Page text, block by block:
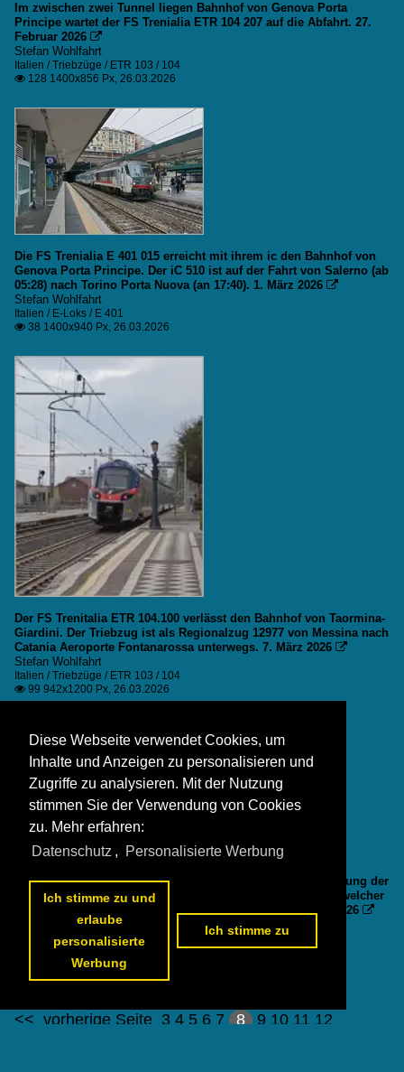
Im zwischen zwei Tunnel liegen Bahnhof von Genova Porta
Principe wartet der FS Trenialia ETR 104 207 auf die Abfahrt. 27.
Februar 2026 
Stefan Wohlfahrt
Italien / Triebzüge / ETR 103 / 104
 128 1400x856 Px, 26.03.2026
Die FS Trenialia E 401 015 erreicht mit ihrem ic den Bahnhof von
Genova Porta Principe. Der iC 510 ist auf der Fahrt von Salerno (ab
05:28) nach Torino Porta Nuova (an 17:40). 1. März 2026 
Stefan Wohlfahrt
Italien / E-Loks / E 401
 38 1400x940 Px, 26.03.2026
Der FS Trenitalia ETR 104.100 verlässt den Bahnhof von Taormina-
Giardini. Der Triebzug ist als Regionalzug 12977 von Messina nach
Catania Aeroporte Fontanarossa unterwegs. 7. März 2026

Stefan Wohlfahrt
Italien / Triebzüge / ETR 103 / 104
 99 942x1200 Px, 26.03.2026
Landschaft bei Taormina und die entsprechende Linienführung der
Strecke Messina - Siracusa auf diesem Streckenabschnitt, welcher
von einem FS Trenitalia ETR 104 passiertet wird. 8. März 2026

Stefan Wohlfahrt
Italien / Triebzüge / ETR 103 / 104
87 1400x941 Px, 26.03.2026
<< vorherige Seite 3 4 5 6 7 8 9 10 11 12
Diese Webseite verwendet Cookies, um
Inhalte und Anzeigen zu personalisieren und
Zugriffe zu analysieren. Mit der Nutzung
stimmen Sie der Verwendung von Cookies
zu. Mehr erfahren:
Datenschutz , Personalisierte Werbung
Ich stimme zu und
erlaube
personalisierte
Werbung
Ich stimme zu